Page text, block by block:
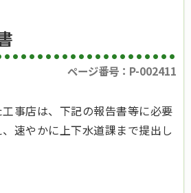
ページ番号：P-002411
事店は、下記の報告書等に必要
速やかに上下水道課まで提出し